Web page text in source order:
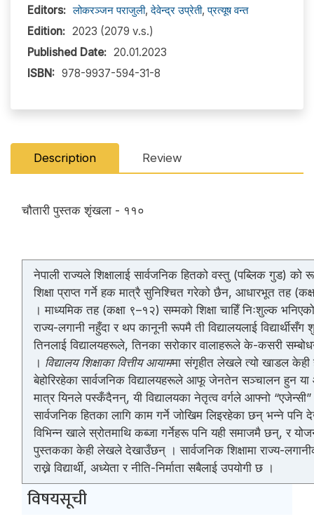
Editors: लोकरञ्‍जन पराजुली,देवेन्द्र उप्रेती,प्रत्यूष वन्त
Edition: 2023 (2079 v.s.)
Published Date: 20.01.2023
ISBN: 978-9937-594-31-8
Description Review
चौतारी पुस्तक शृंखला - ११०
नेपाली राज्यले शिक्षालाई सार्वजनिक हितको वस्तु (पब्लिक गुड)
शिक्षा प्राप्त गर्ने हक मात्रै सुनिश्चित गरेको छैन, आधारभूत तह
। माध्यमिक तह (कक्षा ९–१२) सम्मको शिक्षा चाहिँ निःशुल्क
राज्य-लगानी नहुँदा र थप कानूनी रूपमै ती विद्यालयलाई
तिनलाई विद्यालयहरूले, तिनका सरोकार वालाहरूले के-कसरी
। विद्यालय शिक्षाका वित्तीय आयाममा संगृहीत लेखले त्यो खाडल केही
बेहोरिरहेका सार्वजनिक विद्यालयहरूले आफू जेनतेन सञ्चालन हुन
मात्र यिनले पस्कँदैनन्, यी विद्यालयका नेतृत्व वर्गले आफ्नो
सार्वजनिक हितका लागि काम गर्ने जोखिम लिइरहेका छन् भन्ने
विभिन्न खाले स्रोतमाथि कब्जा गर्नेहरू पनि यही समाजमै छन्, र
पुस्तकका केही लेखले देखाउँछन् । सार्वजनिक शिक्षामा राज्य-
राख्ने विद्यार्थी, अध्येता र नीति-निर्माता सबैलाई उपयोगी छ ।
विषयसूची